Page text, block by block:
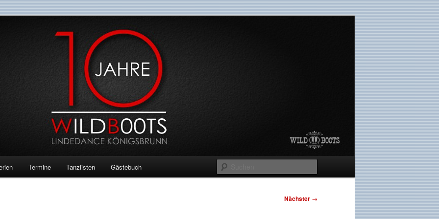
Termine Tanzlisten Gästebuch
Nächster →